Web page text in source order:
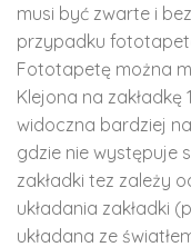
musi być zwarte i
przypadku
Fototapetę można
Klejona na zakładkę
widoczna bardziej
gdzie nie występuje
zakładki tez zależy
układania zakładki
układana ze